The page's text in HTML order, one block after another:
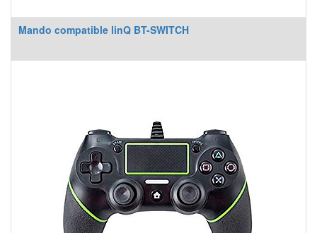
Mando compatible linQ BT-SWITCH